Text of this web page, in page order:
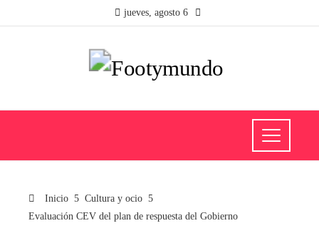
jueves, agosto 6
Inicio
Cultura y ocio
Evaluación CEV del plan de respuesta del Gobierno